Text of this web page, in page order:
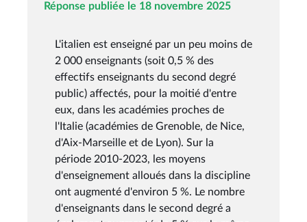
Réponse publiée le 18 novembre 2025
L'italien est enseigné par un peu moins de
2 000 enseignants (soit 0,5 % des
effectifs enseignants du second degré
public) affectés, pour la moitié d'entre
eux, dans les académies proches de
l'Italie (académies de Grenoble, de Nice,
d'Aix-Marseille et de Lyon). Sur la
période 2010-2023, les moyens
d'enseignement alloués dans la discipline
ont augmenté d'environ 5 %. Le nombre
d'enseignants dans le second degré a